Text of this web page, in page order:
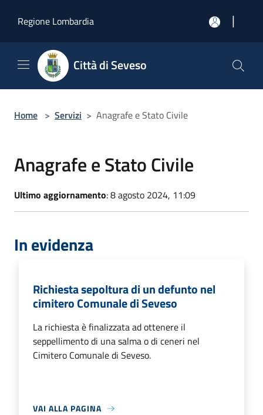
Regione Lombardia
|
Città di Seveso
Home > Servizi > Anagrafe e Stato Civile
Anagrafe e Stato Civile
Ultimo aggiornamento: 8 agosto 2024, 11:09
In evidenza
Richiesta sepoltura di un defunto nel
cimitero Comunale di Seveso
La richiesta è finalizzata ad ottenere il
seppellimento di una salma o di ceneri nel
Cimitero Comunale di Seveso.
VAI ALLA PAGINA